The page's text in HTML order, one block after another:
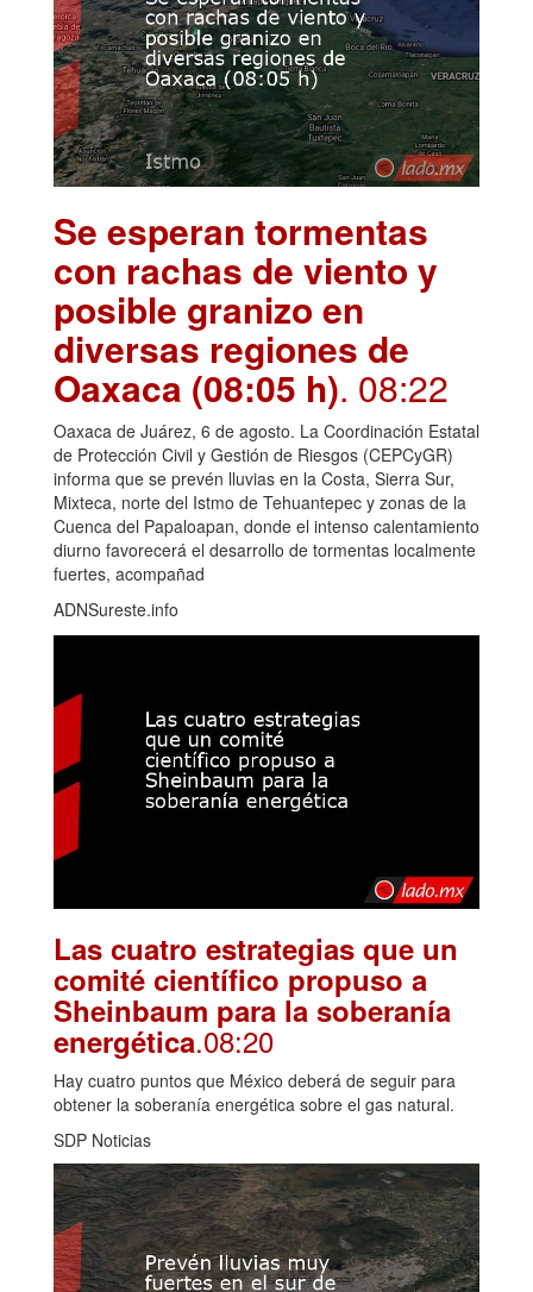
Se esperan tormentas
con rachas de viento y
posible granizo en
diversas regiones de
Oaxaca (08:05 h). 08:22
Oaxaca de Juárez, 6 de agosto. La Coordinación Estatal
de Protección Civil y Gestión de Riesgos (CEPCyGR)
informa que se prevén lluvias en la Costa, Sierra Sur,
Mixteca, norte del Istmo de Tehuantepec y zonas de la
Cuenca del Papaloapan, donde el intenso calentamiento
diurno favorecerá el desarrollo de tormentas localmente
fuertes, acompañad
ADNSureste.info
Las cuatro estrategias que un
comité científico propuso a
Sheinbaum para la soberanía
energética.08:20
Hay cuatro puntos que México deberá de seguir para
obtener la soberanía energética sobre el gas natural.
SDP Noticias